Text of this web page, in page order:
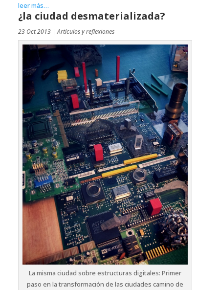
leer más…
¿la ciudad desmaterializada?
23 Oct 2013|Artículos y reflexiones
La misma ciudad sobre estructuras digitales: Primer
paso en la transformación de las ciudades camino de